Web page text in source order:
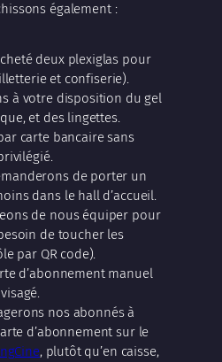
également :
deux plexiglas pour
et confiserie).
à votre disposition du gel
et des lingettes.
carte bancaire sans
de porter un
dans le hall d’accueil.
de nous équiper pour
de toucher les
par QR code).
d’abonnement manuel
nos abonnés à
d’abonnement sur le
, plutôt qu’en caisse,